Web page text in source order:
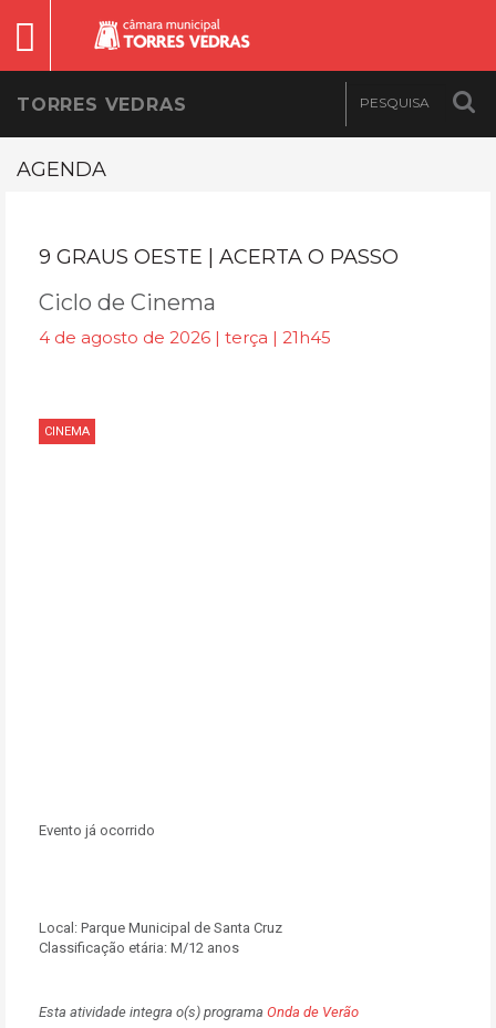
TORRES VEDRAS
AGENDA
9 GRAUS OESTE | ACERTA O PASSO
Ciclo de Cinema
4 de agosto de 2026 | terça | 21h45
CINEMA
Evento já ocorrido
Local: Parque Municipal de Santa Cruz
Classificação etária: M/12 anos
Esta atividade integra o(s) programa Onda de Verão